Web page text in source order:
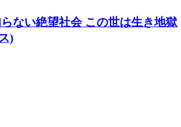
ない絶望社会 この世は生き地獄
)